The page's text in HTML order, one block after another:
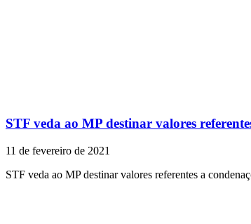
STF veda ao MP destinar valores
11 de fevereiro de 2021
STF veda ao MP destinar valores referentes a